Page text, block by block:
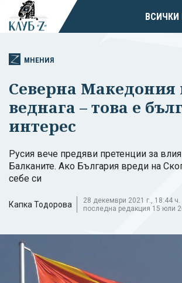
ВСИЧКИ
МНЕНИЯ
Северна Македония
веднага – това е
интерес
Русия вече предяви претенции за
Балканите. Ако България вреди на
себе си
Капка Тодорова
28 декември 2021 г., 18:44 ч.
последна редакция 15 юли